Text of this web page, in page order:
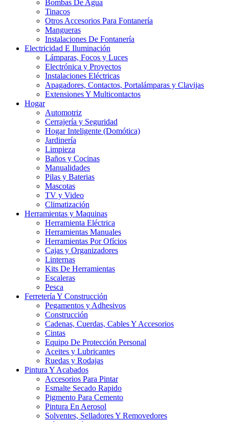
Bombas De Agua
Tinacos
Otros Accesorios Para Fontanería
Mangueras
Instalaciones De Fontanería
Electricidad E Iluminación
Lámparas, Focos y Luces
Electrónica y Proyectos
Instalaciones Eléctricas
Apagadores, Contactos, Portalámparas y Clavijas
Extensiones Y Multicontactos
Hogar
Automotriz
Cerrajería y Seguridad
Hogar Inteligente (Domótica)
Jardinería
Limpieza
Baños y Cocinas
Manualidades
Pilas y Baterias
Mascotas
TV y Video
Climatización
Herramientas y Maquinas
Herramienta Eléctrica
Herramientas Manuales
Herramientas Por Ofícios
Cajas y Organizadores
Linternas
Kits De Herramientas
Escaleras
Pesca
Ferretería Y Construcción
Pegamentos y Adhesivos
Construcción
Cadenas, Cuerdas, Cables Y Accesorios
Cintas
Equipo De Protección Personal
Aceites y Lubricantes
Ruedas y Rodajas
Pintura Y Acabados
Accesorios Para Pintar
Esmalte Secado Rapido
Pigmento Para Cemento
Pintura En Aerosol
Solventes, Selladores Y Removedores